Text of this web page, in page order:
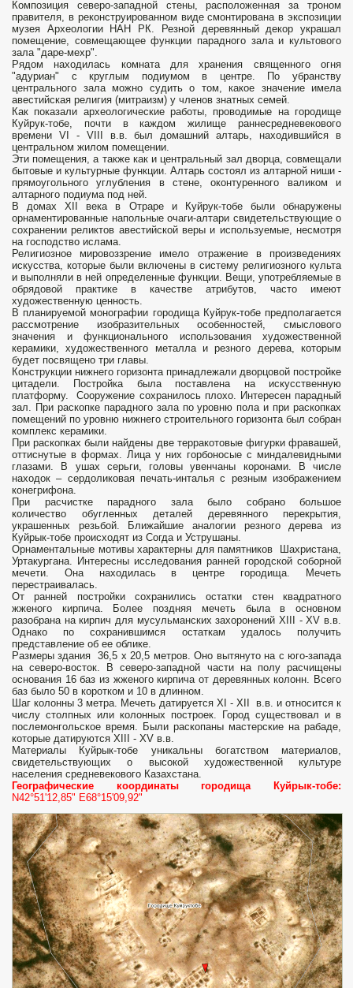
Композиция северо-западной стены, расположенная за троном
правителя, в реконструированном виде смонтирована в экспозиции
музея Археологии НАН РК. Резной деревянный декор украшал
помещение, совмещающее функции парадного зала и культового
зала "даре-мехр".
Рядом находилась комната для хранения священного огня
"адуриан" с круглым подиумом в центре. По убранству
центрального зала можно судить о том, какое значение имела
авестийская религия (митраизм) у членов знатных семей.
Как показали археологические работы, проводимые на городище
Куйрук-тобе, почти в каждом жилище раннесредневекового
времени VI - VIII в.в. был домашний алтарь, находившийся в
центральном жилом помещении.
Эти помещения, а также как и центральный зал дворца, совмещали
бытовые и культурные функции. Алтарь состоял из алтарной ниши -
прямоугольного углубления в стене, оконтуренного валиком и
алтарного подиума под ней.
В домах XII века в Отраре и Куйрук-тобе были обнаружены
орнаментированные напольные очаги-алтари свидетельствующие о
сохранении реликтов авестийской веры и используемые, несмотря
на господство ислама.
Религиозное мировоззрение имело отражение в произведениях
искусства, которые были включены в систему религиозного культа
и выполняли в ней определенные функции. Вещи, употребляемые в
обрядовой практике в качестве атрибутов, часто имеют
художественную ценность.
В планируемой монографии городища Куйрук-тобе предполагается
рассмотрение изобразительных особенностей, смыслового
значения и функционального использования художественной
керамики, художественного металла и резного дерева, которым
будет посвящено три главы.
Конструкции нижнего горизонта принадлежали дворцовой постройке
цитадели. Постройка была поставлена на искусственную
платформу. Сооружение сохранилось плохо. Интересен парадный
зал. При раскопке парадного зала по уровню пола и при раскопках
помещений по уровню нижнего строительного горизонта был собран
комплекс керамики.
При раскопках были найдены две терракотовые фигурки фравашей,
оттиснутые в формах. Лица у них горбоносые с миндалевидными
глазами. В ушах серьги, головы увенчаны коронами. В числе
находок – сердоликовая печать-инталья с резным изображением
конегрифона.
При расчистке парадного зала было собрано большое
количество обугленных деталей деревянного перекрытия,
украшенных резьбой. Ближайшие аналогии резного дерева из
Куйрык-тобе происходят из Согда и Уструшаны.
Орнаментальные мотивы характерны для памятников Шахристана,
Уртакургана. Интересны исследования ранней городской соборной
мечети. Она находилась в центре городища. Мечеть
перестраивалась.
От ранней постройки сохранились остатки стен квадратного
жженого кирпича. Более поздняя мечеть была в основном
разобрана на кирпич для мусульманских захоронений XIII - XV в.в.
Однако по сохранившимся остаткам удалось получить
представление об ее облике.
Размеры здания 36,5 х 20,5 метров. Оно вытянуто на с юго-запада
на северо-восток. В северо-западной части на полу расчищены
основания 16 баз из жженого кирпича от деревянных колонн. Всего
баз было 50 в коротком и 10 в длинном.
Шаг колонны 3 метра. Мечеть датируется XI - XII в.в. и относится к
числу столпных или колонных построек. Город существовал и в
послемонгольское время. Были раскопаны мастерские на рабаде,
которые датируются XIII - XV в.в.
Материалы Куйрык-тобе уникальны богатством материалов,
свидетельствующих о высокой художественной культуре
населения средневекового Казахстана.
Географические координаты городища Куйрык-тобе:
N42°51'12,85" E68°15'09,92"